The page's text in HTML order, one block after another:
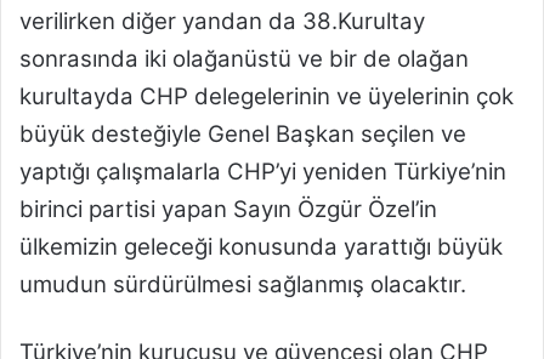
verilirken diğer yandan da 38.Kurultay
sonrasında iki olağanüstü ve bir de olağan
kurultayda CHP delegelerinin ve üyelerinin çok
büyük desteğiyle Genel Başkan seçilen ve
yaptığı çalışmalarla CHP’yi yeniden Türkiye’nin
birinci partisi yapan Sayın Özgür Özel’in
ülkemizin geleceği konusunda yarattığı büyük
umudun sürdürülmesi sağlanmış olacaktır.
Türkiye’nin kurucusu ve güvencesi olan CHP